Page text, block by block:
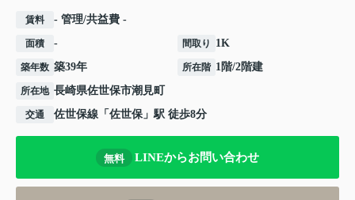
賃料 - 管理/共益費 -
面積 - 間取り 1K
築年数 築39年 所在階 1階/2階建
所在地 長崎県佐世保市潮見町
交通 佐世保線 「 佐世保」駅 徒歩8分
無料 LINEからお問い合わせ